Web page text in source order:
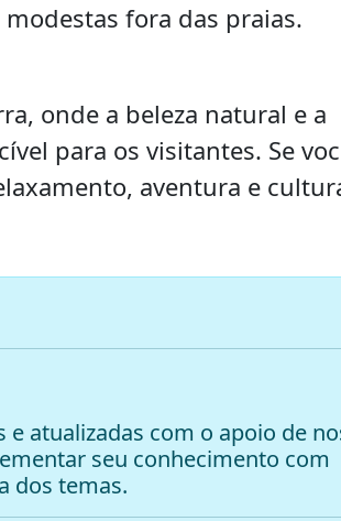
fora das praias.
onde a beleza natural e a
para os visitantes. Se
aventura e
atualizadas com o apoio de
seu conhecimento com
dos temas.